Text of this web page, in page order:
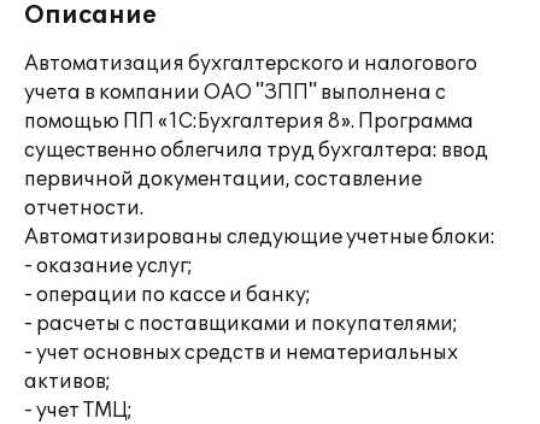
Описание
Автоматизация бухгалтерского и налогового
учета в компании ОАО "ЗПП" выполнена с
помощью ПП «1С:Бухгалтерия 8». Программа
существенно облегчила труд бухгалтера: ввод
первичной документации, составление
отчетности.
Автоматизированы следующие учетные блоки:
- оказание услуг;
- операции по кассе и банку;
- расчеты с поставщиками и покупателями;
- учет основных средств и нематериальных
активов;
- учет ТМЦ;